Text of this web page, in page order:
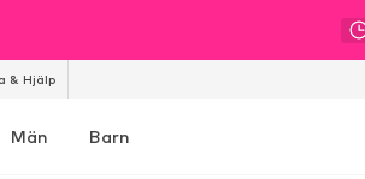
& Hjälp
Män Barn